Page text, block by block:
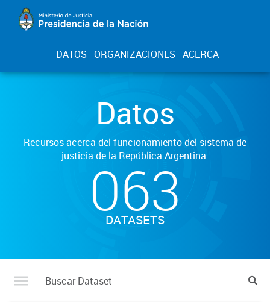
DATOS ORGANIZACIONES ACERCA
Datos
Recursos acerca del funcionamiento del sistema de
justicia de la República Argentina.
063
DATASETS